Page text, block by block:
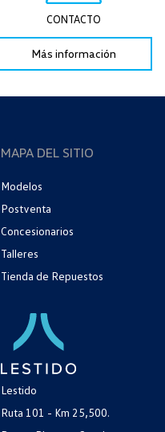
CONTACTO
Más información
MAPA DEL SITIO
Modelos
Postventa
Concesionarios
Talleres
Tienda de Repuestos
Lestido
Ruta 101 - Km 25,500.